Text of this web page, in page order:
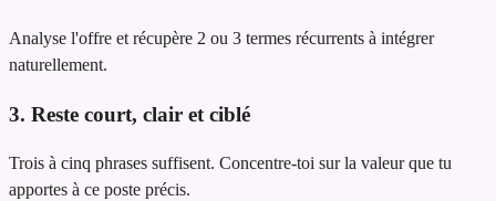
Analyse l'offre et récupère 2 ou 3 termes récurrents à intégrer
naturellement.
3. Reste court, clair et ciblé
Trois à cinq phrases suffisent. Concentre-toi sur la valeur que tu
apportes à ce poste précis.